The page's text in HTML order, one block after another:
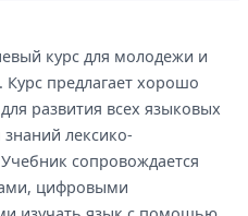
курс для молодежи и
Курс предлагает хорошо
развития всех языковых
лексико-
сопровождается
цифровыми